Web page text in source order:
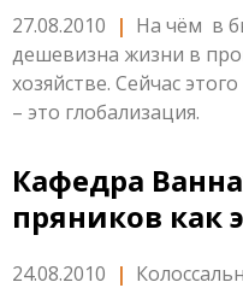
27.08.2010 | На чём в
дешевизна жизни в
хозяйстве. Сейчас
– это глобализация.
Кафедра
пряников как
24.08.2010 |